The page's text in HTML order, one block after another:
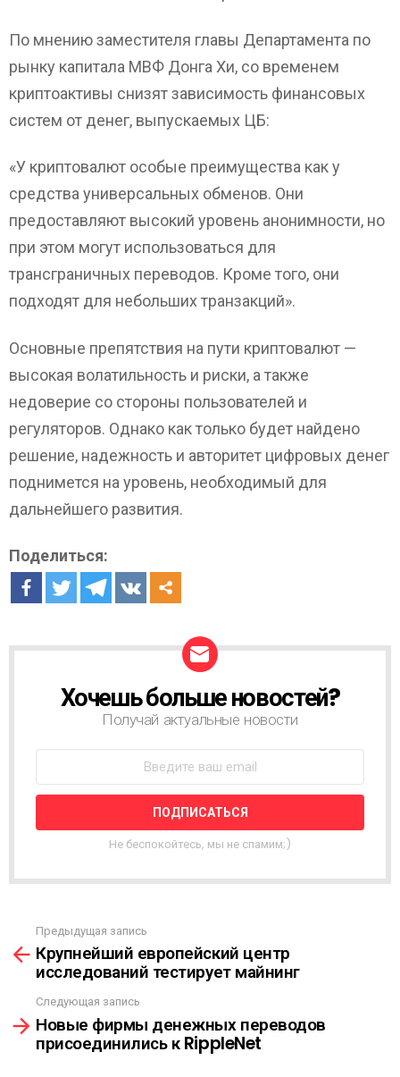
По мнению заместителя главы Департамента по
рынку капитала МВФ Донга Хи, со временем
криптоактивы снизят зависимость финансовых
систем от денег, выпускаемых ЦБ:
«У криптовалют особые преимущества как у
средства универсальных обменов. Они
предоставляют высокий уровень анонимности, но
при этом могут использоваться для
трансграничных переводов. Кроме того, они
подходят для небольших транзакций».
Основные препятствия на пути криптовалют —
высокая волатильность и риски, а также
недоверие со стороны пользователей и
регуляторов. Однако как только будет найдено
решение, надежность и авторитет цифровых денег
поднимется на уровень, необходимый для
дальнейшего развития.
Поделиться:
О
Т
Н
Я
А
С
Ы
Л
К
А
Хочешь больше новостей?
Получай актуальные новости
Не беспокойтесь, мы не спамим;)
м
е
Предыдущая запись
Крупнейший европейский центр
исследований тестирует майнинг
Следующая запись
Новые фирмы денежных переводов
присоединились к RippleNet